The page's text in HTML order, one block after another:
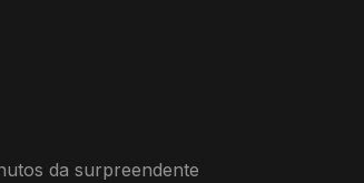
da surpreendente